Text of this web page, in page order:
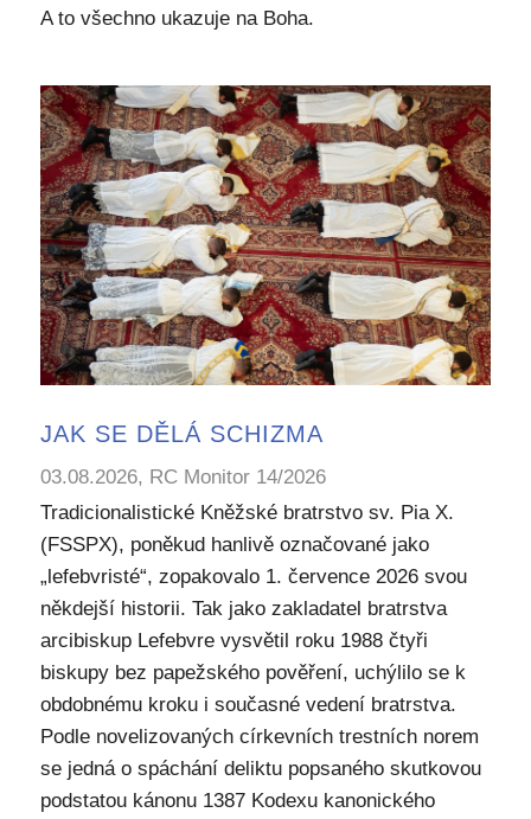
A to všechno ukazuje na Boha.
JAK SE DĚLÁ SCHIZMA
03.08.2026, RC Monitor 14/2026
Tradicionalistické Kněžské bratrstvo sv. Pia X.
(FSSPX), poněkud hanlivě označované jako
„lefebvristé“, zopakovalo 1. července 2026 svou
někdejší historii. Tak jako zakladatel bratrstva
arcibiskup Lefebvre vysvětil roku 1988 čtyři
biskupy bez papežského pověření, uchýlilo se k
obdobnému kroku i současné vedení bratrstva.
Podle novelizovaných církevních trestních norem
se jedná o spáchání deliktu popsaného skutkovou
podstatou kánonu 1387 Kodexu kanonického